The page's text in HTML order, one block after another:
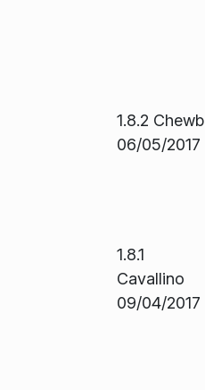
1.8.2 Chewb
06/05/2017
1.8.1
Cavallino
09/04/2017